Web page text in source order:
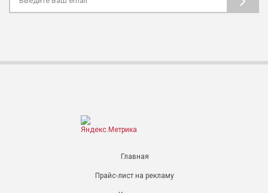
Главная
Прайс-лист на рекламу